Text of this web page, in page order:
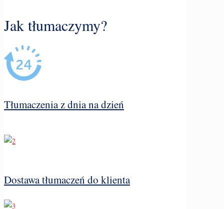
Jak tłumaczymy?
Tłumaczenia z dnia na dzień
Dostawa tłumaczeń do klienta